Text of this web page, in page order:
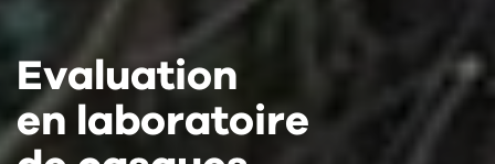
Evaluation
en laboratoire
Evaluation
en laboratoire
Evaluation
en laboratoire